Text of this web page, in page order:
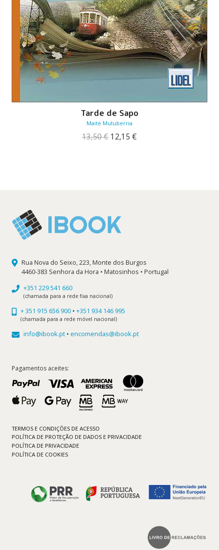
Tarde de Sapo
Maite Mutuberria
13,50€ O
12,15 €
Rua Nova do Seixo, 223, Monte dos Burgos
4460-383 Senhora da Hora • Matosinhos • Portugal
+351 229 541 660
(chamada para a rede fixa nacional)
+ 351 915 656 900 • +351 934 146 995
(chamada para a rede móvel nacional)
info@ibook.pt • encomendas@ibook.pt
Pagamentos aceites:
TERMOS E CONDIÇÕES DE ACESSO
POLÍTICA DE PROTEÇÃO DE DADOS E PRIVACIDADE
POLÍTICA DE PRIVACIDADE
POLÍTICA DE COOKIES